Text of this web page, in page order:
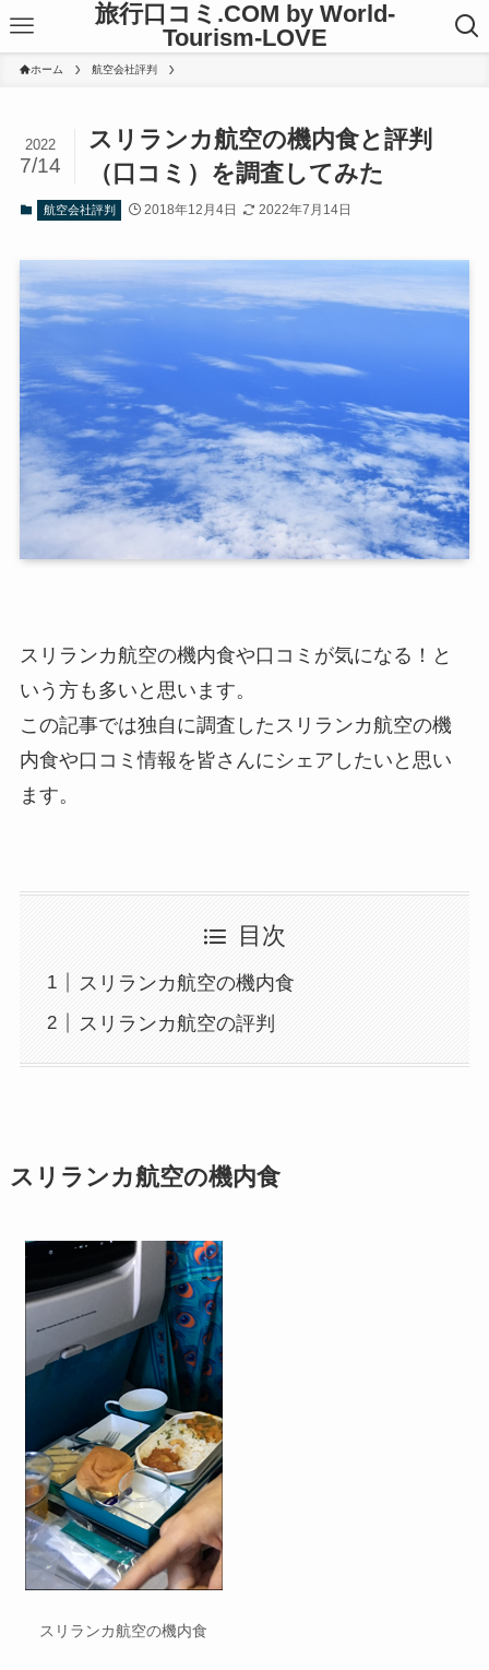
旅行口コミ.COM by World-
Tourism-LOVE
ホーム 航空会社評判
スリランカ航空の機内食と評判
（口コミ）を調査してみた
2022
7/14
航空会社評判 2018年12月4日 2022年7月14日
スリランカ航空の機内食や口コミが気になる！と
いう方も多いと思います。
この記事では独自に調査したスリランカ航空の機
内食や口コミ情報を皆さんにシェアしたいと思い
ます。
目次
スリランカ航空の機内食
スリランカ航空の評判
スリランカ航空の機内食
スリランカ航空の機内食